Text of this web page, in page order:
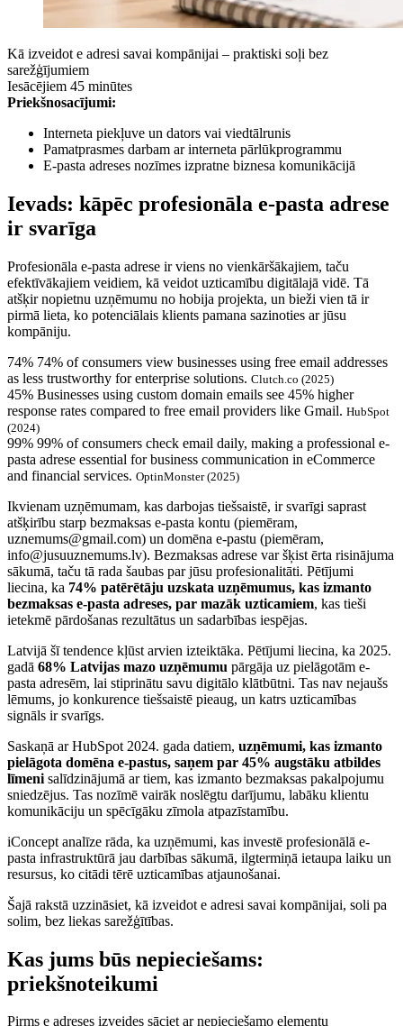
Kā izveidot e adresi savai kompānijai – praktiski soļi bez
sarežģījumiem
Iesācējiem 45 minūtes
Priekšnosacījumi:
Interneta piekļuve un dators vai viedtālrunis
Pamatprasmes darbam ar interneta pārlūkprogrammu
E-pasta adreses nozīmes izpratne biznesa komunikācijā
Ievads: kāpēc profesionāla e-pasta adrese
ir svarīga
Profesionāla e-pasta adrese ir viens no vienkāršākajiem, taču
efektīvākajiem veidiem, kā veidot uzticamību digitālajā vidē. Tā
atšķir nopietnu uzņēmumu no hobija projekta, un bieži vien tā ir
pirmā lieta, ko potenciālais klients pamana sazinoties ar jūsu
kompāniju.
74% 74% of consumers view businesses using free email addresses
as less trustworthy for enterprise solutions. Clutch.co (2025)
45% Businesses using custom domain emails see 45% higher
response rates compared to free email providers like Gmail. HubSpot
(2024)
99% 99% of consumers check email daily, making a professional e-
pasta adrese essential for business communication in eCommerce
and financial services. OptinMonster (2025)
Ikvienam uzņēmumam, kas darbojas tiešsaistē, ir svarīgi saprast
atšķirību starp bezmaksas e-pasta kontu (piemēram,
uznemums@gmail.com) un domēna e-pastu (piemēram,
info@jusuuznemums.lv). Bezmaksas adrese var šķist ērta risinājuma
sākumā, taču tā rada šaubas par jūsu profesionalitāti. Pētījumi
liecina, ka 74% patērētāju uzskata uzņēmumus, kas izmanto
bezmaksas e-pasta adreses, par mazāk uzticamiem, kas tieši
ietekmē pārdošanas rezultātus un sadarbības iespējas.
Latvijā šī tendence kļūst arvien izteiktāka. Pētījumi liecina, ka 2025.
gadā 68% Latvijas mazo uzņēmumu pārgāja uz pielāgotām e-
pasta adresēm, lai stiprinātu savu digitālo klātbūtni. Tas nav nejaušs
lēmums, jo konkurence tiešsaistē pieaug, un katrs uzticamības
signāls ir svarīgs.
Saskaņā ar HubSpot 2024. gada datiem, uzņēmumi, kas izmanto
pielāgota domēna e-pastus, saņem par 45% augstāku atbildes
līmeni salīdzinājumā ar tiem, kas izmanto bezmaksas pakalpojumu
sniedzējus. Tas nozīmē vairāk noslēgtu darījumu, labāku klientu
komunikāciju un spēcīgāku zīmola atpazīstamību.
iConcept analīze rāda, ka uzņēmumi, kas investē profesionālā e-
pasta infrastruktūrā jau darbības sākumā, ilgtermiņā ietaupa laiku un
resursus, ko citādi tērē uzticamības atjaunošanai.
Šajā rakstā uzzināsiet, kā izveidot e adresi savai kompānijai, soli pa
solim, bez liekas sarežģītības.
Kas jums būs nepieciešams:
priekšnoteikumi
Pirms e adreses izveides sāciet ar nepieciešamo elementu